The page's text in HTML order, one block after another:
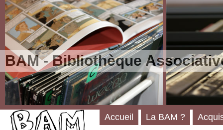
BAM - Bibliothèque
Accueil La BAM ?